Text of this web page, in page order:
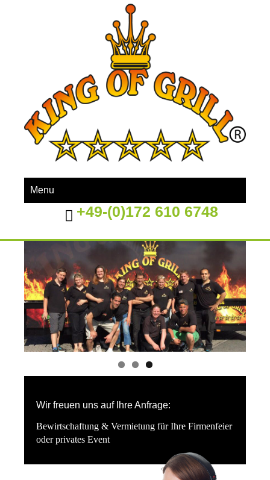
Menu
+49-(0)172 610 6748
Wir freuen uns auf Ihre Anfrage:
Bewirtschaftung & Vermietung für Ihre Firmenfeier
oder privates Event